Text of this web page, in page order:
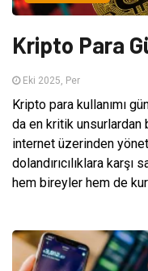
Kripto Para
Eki 2025, Per
Kripto para kullanımı
da en kritik unsurlardan
internet üzerinden
dolandırıcılıklara
hem bireyler hem de